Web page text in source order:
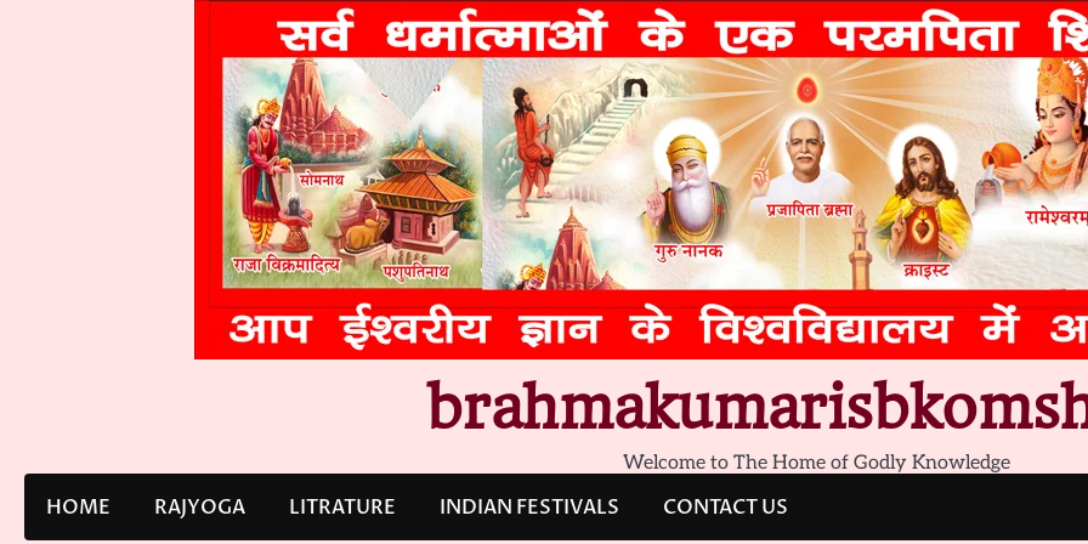
Welcome to The Home of Godly Knowledge
HOME RAJYOGA LITRATURE INDIAN FESTIVALS CONTACT US